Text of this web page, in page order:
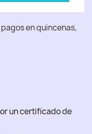
un certificado de